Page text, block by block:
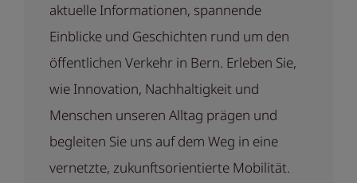
aktuelle Informationen, spannende
Einblicke und Geschichten rund um den
öffentlichen Verkehr in Bern. Erleben Sie,
wie Innovation, Nachhaltigkeit und
Menschen unseren Alltag prägen und
begleiten Sie uns auf dem Weg in eine
vernetzte, zukunftsorientierte Mobilität.